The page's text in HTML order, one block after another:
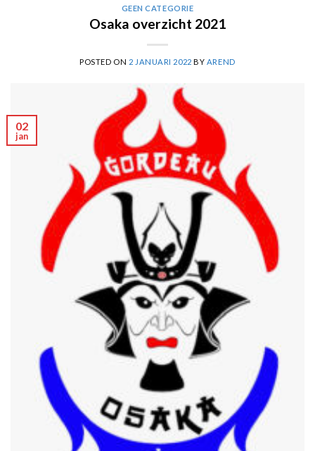
GEEN CATEGORIE
Osaka overzicht 2021
POSTED ON 2 JANUARI 2022 BY AREND
02
jan